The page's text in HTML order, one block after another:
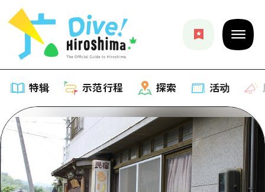
特辑 示范行程 探索 活动
特辑
列表
推荐
示范行程